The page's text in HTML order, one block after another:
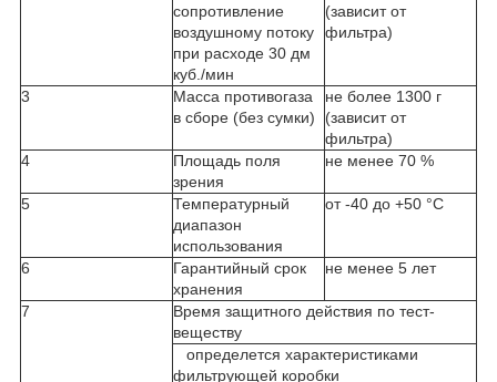
сопротивление
воздушному потоку
при расходе 30 дм
куб./мин
(зависит от
фильтра)
3
Масса противогаза
в сборе (без сумки)
не более 1300 г
(зависит от
фильтра)
4
Площадь поля
зрения
не менее 70 %
5
Температурный
диапазон
использования
от -40 до +50 °С
6
Гарантийный срок
хранения
не менее 5 лет
7
Время защитного действия по тест-
веществу
определется характеристиками
фильтрующей коробки